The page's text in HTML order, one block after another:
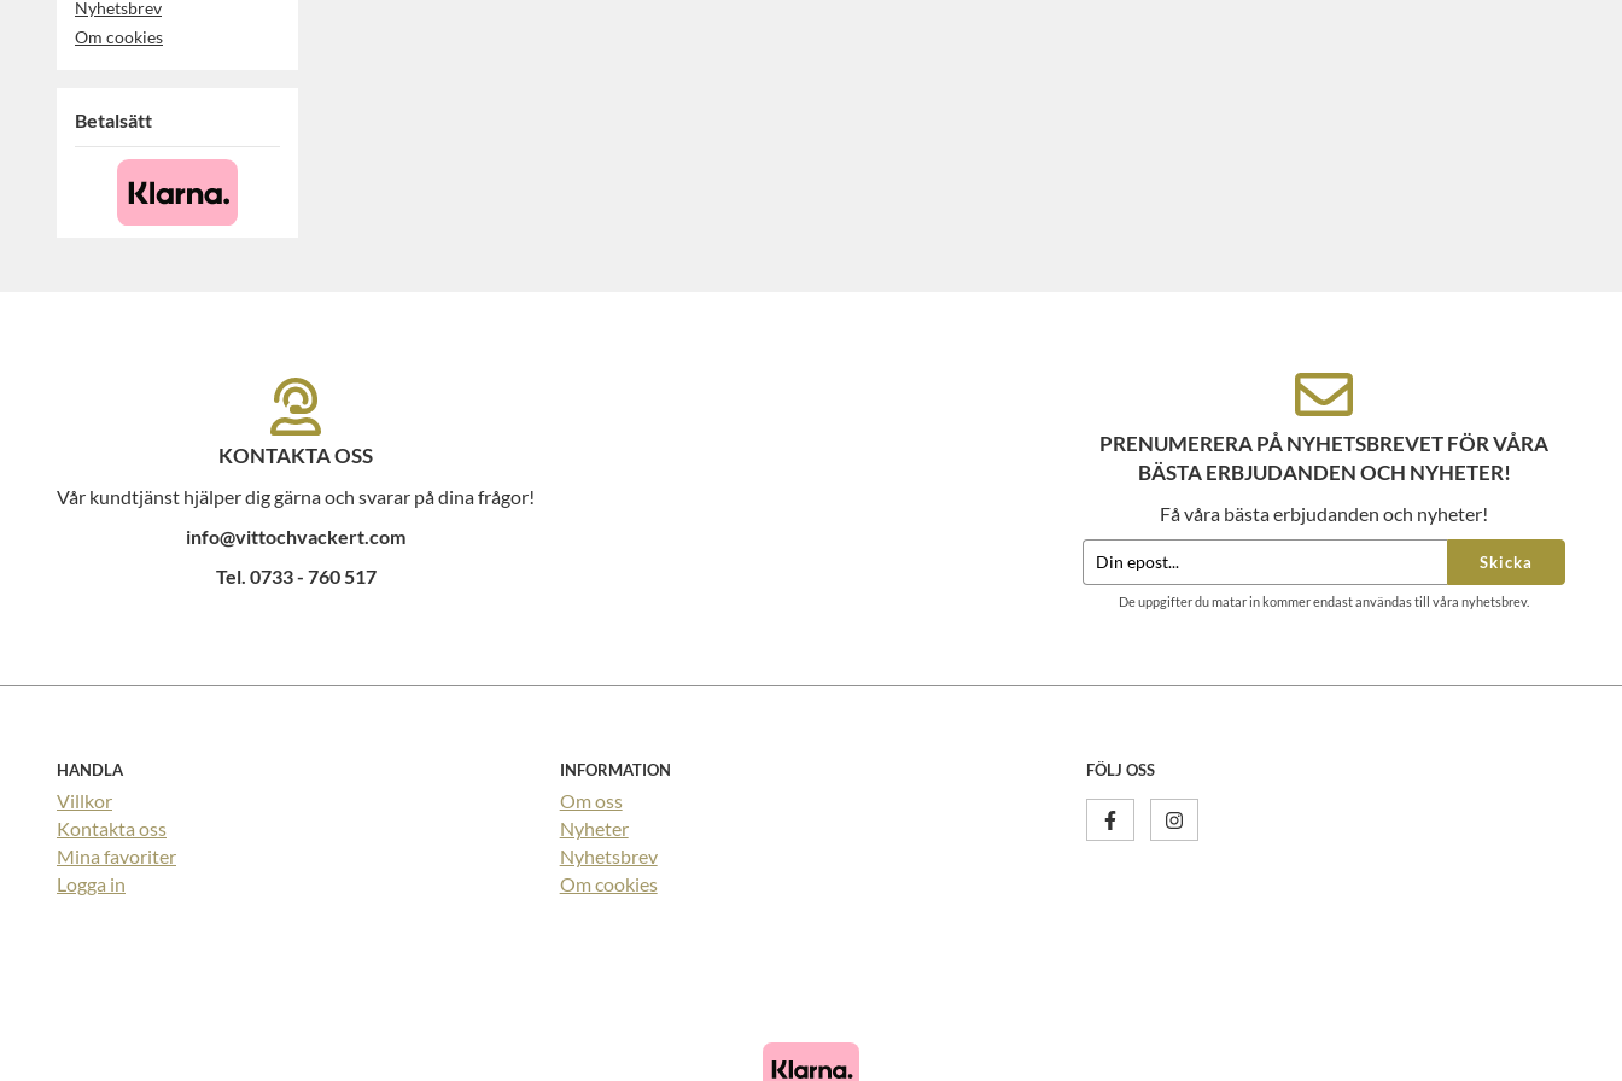
Nyhetsbrev
Om cookies
Betalsätt
KONTAKTA OSS
Vår kundtjänst hjälper dig gärna och svarar på dina frågor!
info@vittochvackert.com
Tel. 0733 - 760 517
PRENUMERERA PÅ NYHETSBREVET FÖR VÅRA
BÄSTA ERBJUDANDEN OCH NYHETER!
Få våra bästa erbjudanden och nyheter!
Skicka
De uppgifter du matar in kommer endast användas till våra nyhetsbrev.
HANDLA
Villkor
Kontakta oss
Mina favoriter
Logga in
INFORMATION
Om oss
Nyheter
Nyhetsbrev
Om cookies
FÖLJ OSS